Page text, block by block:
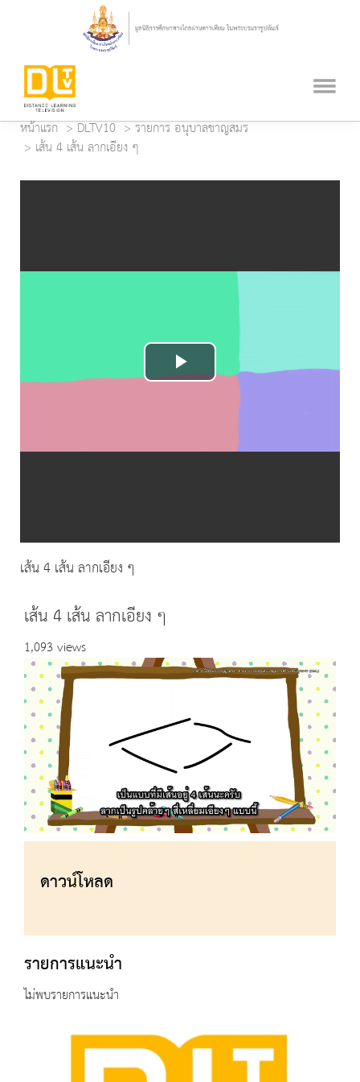
หน้าแรก DLTV10
รายการ อนุบาลชาญสมร
เส้น 4 เส้น ลากเอียง ๆ
Play
Video
เส้น 4 เส้น ลากเอียง ๆ
เส้น 4 เส้น ลากเอียง ๆ
1,093 views
ดาวน์โหลด
รายการแนะนำ
ไม่พบรายการแนะนำ